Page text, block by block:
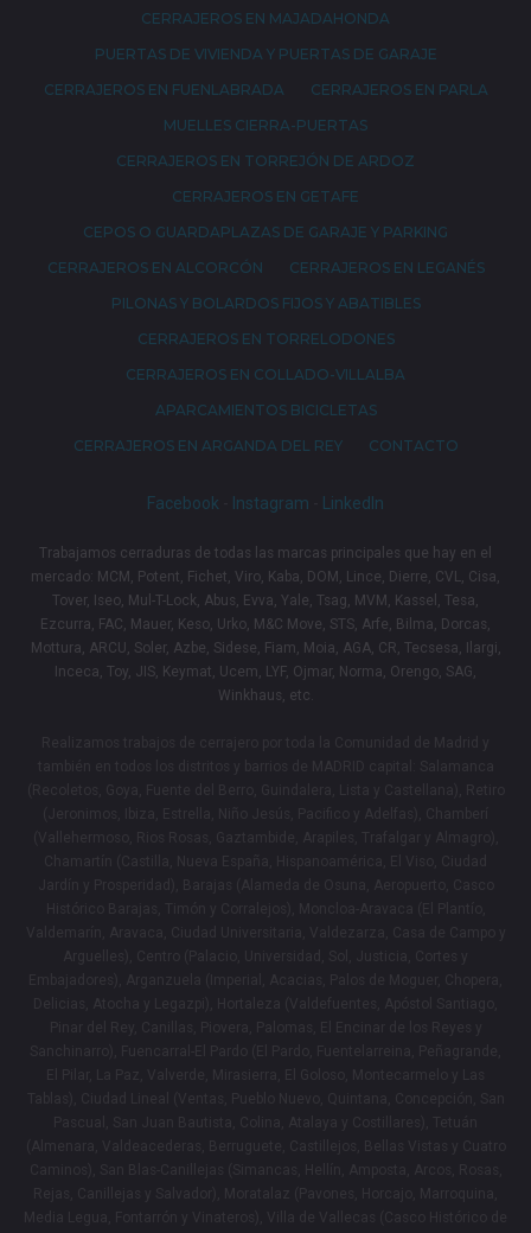
CERRAJEROS EN MAJADAHONDA
PUERTAS DE VIVIENDA Y PUERTAS DE GARAJE
CERRAJEROS EN FUENLABRADA
CERRAJEROS EN PARLA
MUELLES CIERRA-PUERTAS
CERRAJEROS EN TORREJÓN DE ARDOZ
CERRAJEROS EN GETAFE
CEPOS O GUARDAPLAZAS DE GARAJE Y PARKING
CERRAJEROS EN ALCORCÓN
CERRAJEROS EN LEGANÉS
PILONAS Y BOLARDOS FIJOS Y ABATIBLES
CERRAJEROS EN TORRELODONES
CERRAJEROS EN COLLADO-VILLALBA
APARCAMIENTOS BICICLETAS
CERRAJEROS EN ARGANDA DEL REY
CONTACTO
Facebook Instagram LinkedIn
Trabajamos cerraduras de todas las marcas principales que hay en el
mercado: MCM, Potent, Fichet, Viro, Kaba, DOM, Lince, Dierre, CVL, Cisa,
Tover, Iseo, Mul-T-Lock, Abus, Evva, Yale, Tsag, MVM, Kassel, Tesa,
Ezcurra, FAC, Mauer, Keso, Urko, M&C Move, STS, Arfe, Bilma, Dorcas,
Mottura, ARCU, Soler, Azbe, Sidese, Fiam, Moia, AGA, CR, Tecsesa, Ilargi,
Inceca, Toy, JIS, Keymat, Ucem, LYF, Ojmar, Norma, Orengo, SAG,
Winkhaus, etc.